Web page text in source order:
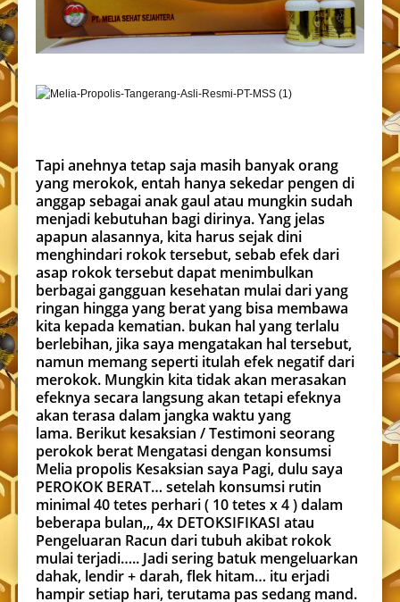
Tapi anehnya tetap saja masih banyak orang
yang merokok, entah hanya sekedar pengen di
anggap sebagai anak gaul atau mungkin sudah
menjadi kebutuhan bagi dirinya. Yang jelas
apapun alasannya, kita harus sejak dini
menghindari rokok tersebut, sebab efek dari
asap rokok tersebut dapat menimbulkan
berbagai gangguan kesehatan mulai dari yang
ringan hingga yang berat yang bisa membawa
kita kepada kematian. bukan hal yang terlalu
berlebihan, jika saya mengatakan hal tersebut,
namun memang seperti itulah efek negatif dari
merokok. Mungkin kita tidak akan merasakan
efeknya secara langsung akan tetapi efeknya
akan terasa dalam jangka waktu yang
lama. Berikut kesaksian / Testimoni seorang
perokok berat Mengatasi dengan konsumsi
Melia propolis Kesaksian saya Pagi, dulu saya
PEROKOK BERAT… setelah konsumsi rutin
minimal 40 tetes perhari ( 10 tetes x 4 ) dalam
beberapa bulan,,, 4x DETOKSIFIKASI atau
Pengeluaran Racun dari tubuh akibat rokok
mulai terjadi….. Jadi sering batuk mengeluarkan
dahak, lendir + darah, flek hitam… itu erjadi
hampir setiap hari, terutama pas sedang mand.